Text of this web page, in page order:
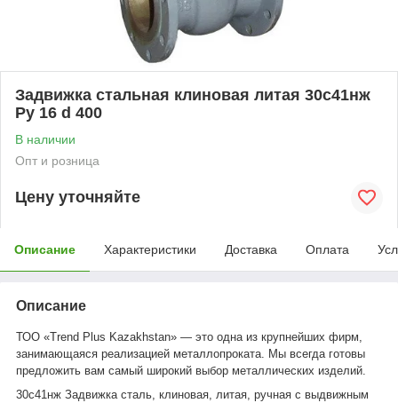
Задвижка стальная клиновая литая 30с41нж
Ру 16 d 400
В наличии
Опт и розница
Цену уточняйте
Описание Характеристики Доставка Оплата
Описание
ТОО «Trend Plus Kazakhstan» — это одна из крупнейших фирм,
занимающаяся реализацией металлопроката. Мы всегда готовы
предложить вам самый широкий выбор металлических изделий.
30с41нж Задвижка сталь, клиновая, литая, ручная с выдвижным